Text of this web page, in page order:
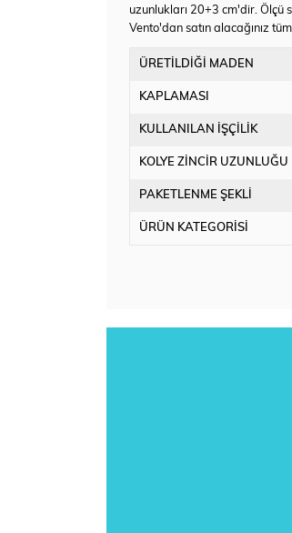
uzunlukları 20+3 cm'dir. Ölçü
Vento'dan satın alacağınız
ÜRETİLDİĞİ MADEN
KAPLAMASI
KULLANILAN İŞÇİLİK
KOLYE ZİNCİR UZUNLUĞU
PAKETLENME ŞEKLİ
ÜRÜN KATEGORİSİ